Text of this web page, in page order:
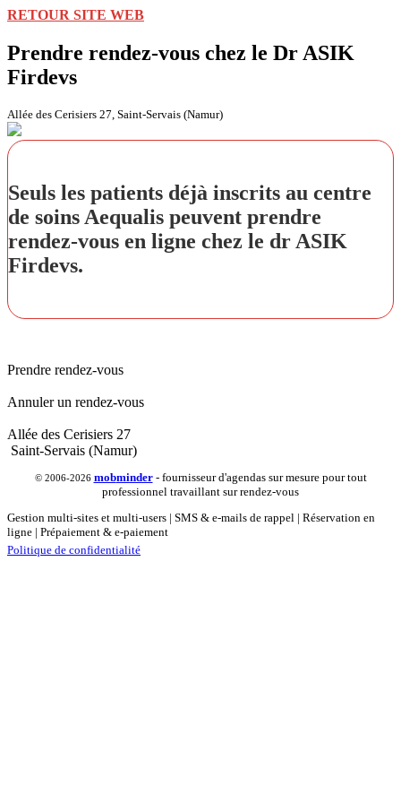
RETOUR SITE WEB
Prendre rendez-vous chez le Dr ASIK
Firdevs
Allée des Cerisiers 27, Saint-Servais (Namur)
Seuls les patients déjà inscrits au centre
de soins Aequalis peuvent prendre
rendez-vous en ligne chez le dr ASIK
Firdevs.
Prendre rendez-vous
Annuler un rendez-vous
Allée des Cerisiers 27
Saint-Servais (Namur)
© 2006-2026 mobminder- fournisseur d'agendas sur mesure pour tout
professionnel travaillant sur rendez-vous
Gestion multi-sites et multi-users | SMS & e-mails de rappel | Réservation en
ligne | Prépaiement & e-paiement
Politique de confidentialité